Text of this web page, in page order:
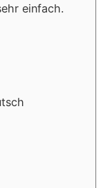
einfach.